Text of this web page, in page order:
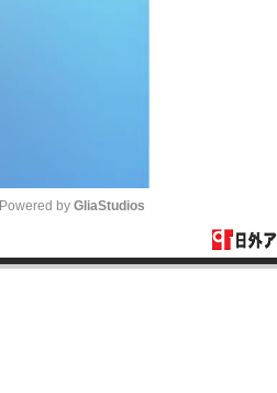
M
Powered by GliaStudios